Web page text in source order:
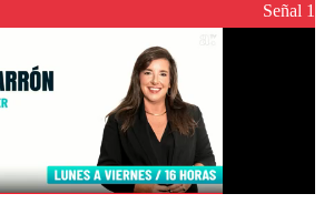
son moderados para garantizar un
diálogo respetuoso.
Señal 1